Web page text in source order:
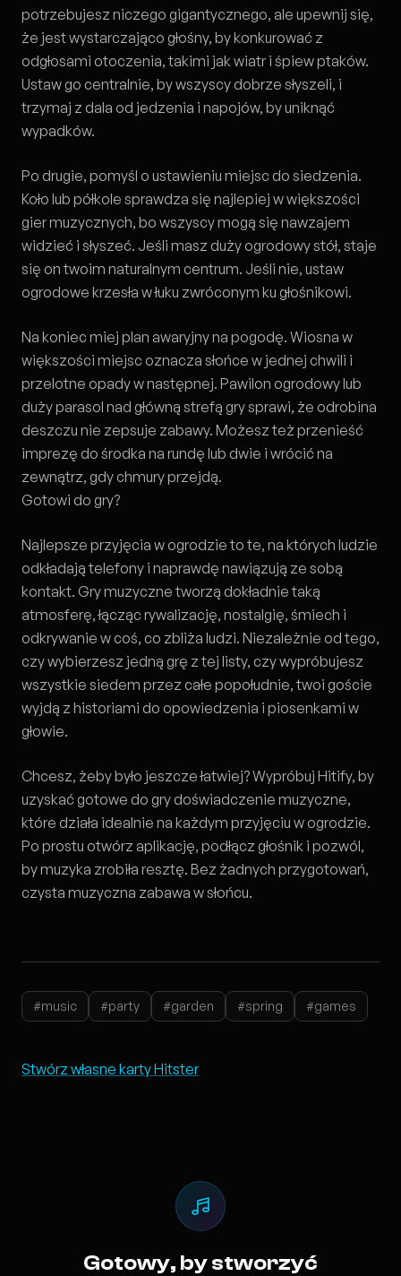
potrzebujesz niczego gigantycznego, ale upewnij się,
że jest wystarczająco głośny, by konkurować z
odgłosami otoczenia, takimi jak wiatr i śpiew ptaków.
Ustaw go centralnie, by wszyscy dobrze słyszeli, i
trzymaj z dala od jedzenia i napojów, by uniknąć
wypadków.
Po drugie, pomyśl o ustawieniu miejsc do siedzenia.
Koło lub półkole sprawdza się najlepiej w większości
gier muzycznych, bo wszyscy mogą się nawzajem
widzieć i słyszeć. Jeśli masz duży ogrodowy stół, staje
się on twoim naturalnym centrum. Jeśli nie, ustaw
ogrodowe krzesła w łuku zwróconym ku głośnikowi.
Na koniec miej plan awaryjny na pogodę. Wiosna w
większości miejsc oznacza słońce w jednej chwili i
przelotne opady w następnej. Pawilon ogrodowy lub
duży parasol nad główną strefą gry sprawi, że odrobina
deszczu nie zepsuje zabawy. Możesz też przenieść
imprezę do środka na rundę lub dwie i wrócić na
zewnątrz, gdy chmury przejdą.
Gotowi do gry?
Najlepsze przyjęcia w ogrodzie to te, na których ludzie
odkładają telefony i naprawdę nawiązują ze sobą
kontakt. Gry muzyczne tworzą dokładnie taką
atmosferę, łącząc rywalizację, nostalgię, śmiech i
odkrywanie w coś, co zbliża ludzi. Niezależnie od tego,
czy wybierzesz jedną grę z tej listy, czy wypróbujesz
wszystkie siedem przez całe popołudnie, twoi goście
wyjdą z historiami do opowiedzenia i piosenkami w
głowie.
Chcesz, żeby było jeszcze łatwiej?Wypróbuj Hitify, by
uzyskać gotowe do gry doświadczenie muzyczne,
które działa idealnie na każdym przyjęciu w ogrodzie.
Po prostu otwórz aplikację, podłącz głośnik i pozwól,
by muzyka zrobiła resztę. Bez żadnych przygotowań,
czysta muzyczna zabawa w słońcu.
#music #party #garden #spring #games
Stwórz własne karty Hitster
Gotowy, by stworzyć